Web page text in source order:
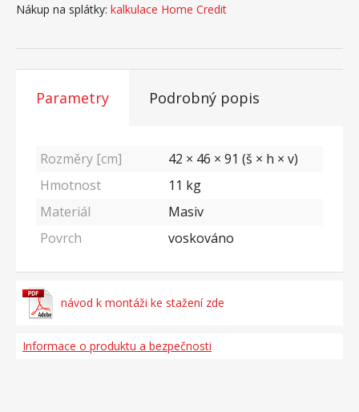
Nákup na splátky: kalkulace Home Credit
Parametry Podrobný popis
Rozměry [cm]
42 × 46 × 91 (š × h × v)
Hmotnost
11 kg
Materiál
Masiv
Povrch
voskováno
návod k montáži ke stažení zde
Informace o produktu a bezpečnosti